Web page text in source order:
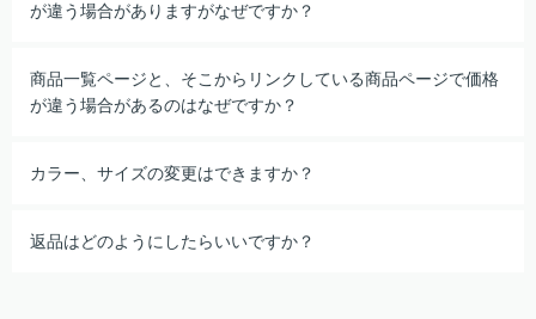
が違う場合がありますがなぜですか？
商品一覧ページと、そこからリンクしている商品ページで価格
が違う場合があるのはなぜですか？
カラー、サイズの変更はできますか？
返品はどのようにしたらいいですか？